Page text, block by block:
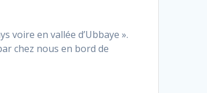
voire en vallée d’Ubbaye ».
chez nous en bord de